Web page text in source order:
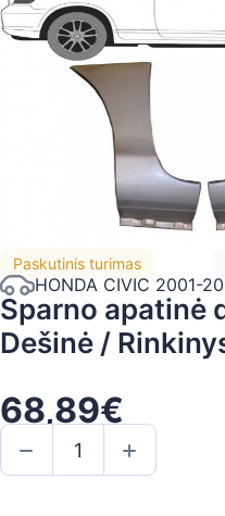
Paskutinis turimas
HONDA CIVIC 2001-
Sparno apatinė
Dešinė /
68,89€